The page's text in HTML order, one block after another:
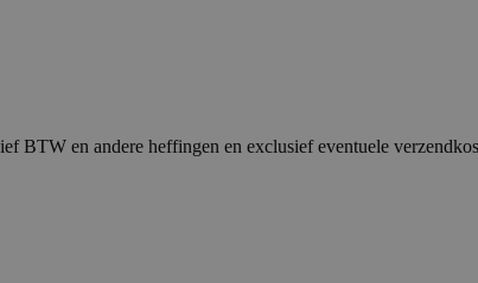
BTW en andere heffingen en exclusief eventuele